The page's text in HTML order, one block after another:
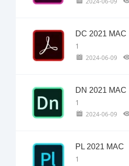
DC 2021 MAC
1
2024-06-09
DN 2021 MAC
1
2024-06-09
PL 2021 MAC
1